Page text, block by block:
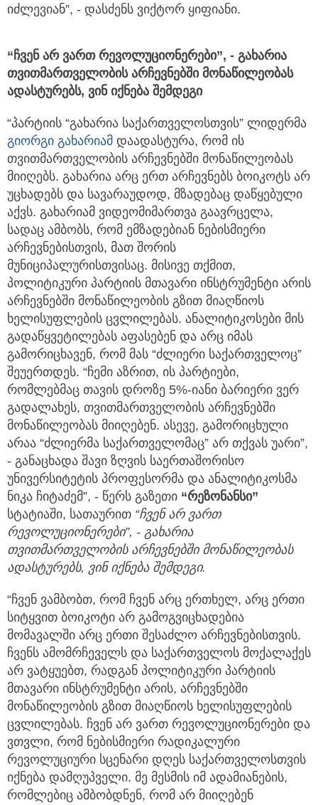
იძლევიან”, - დასძენს ვიქტორ ყიფიანი.
“ჩვენ არ ვართ რევოლუციონერები”, - გახარია
თვითმართველობის არჩევნებში მონაწილეობას
ადასტურებს, ვინ იქნება შემდეგი
“პარტიის “გახარია საქართველოსთვის” ლიდერმა
გიორგი გახარიამ დაადასტურა, რომ ის
თვითმართველობის არჩევნებში მონაწილეობას
მიიღებს. გახარია არც ერთ არჩევნებს ბოიკოტს არ
უცხადებს და სავარაუდოდ, მზადებაც დაწყებული
აქვს. გახარიამ ვიდეომიმართვა გაავრცელა,
სადაც ამბობს, რომ ემზადებიან ნებისმიერი
არჩევნებისთვის, მათ შორის
მუნიციპალურისთვისაც. მისივე თქმით,
პოლიტიკური პარტიის მთავარი ინსტრუმენტი არის
არჩევნებში მონაწილეობის გზით მიაღწიოს
ხელისუფლების ცვლილებას. ანალიტიკოსები მის
გადაწყვეტილებას აფასებენ და არც იმას
გამორიცხავენ, რომ მას “ძლიერი საქართველოც”
შეუერთდეს. “ჩემი აზრით, ის პარტიები,
რომლებმაც თავის დროზე 5%-იანი ბარიერი ვერ
გადალახეს, თვითმართველობის არჩევნებში
მონაწილეობას მიიღებენ. ასევე, გამორიცხული
არაა “ძლიერმა საქართველომაც” არ თქვას უარი”,
- განაცხადა შავი ზღვის საერთაშორისო
უნივერსიტეტის პროფესორმა და ანალიტიკოსმა
ნიკა ჩიტაძემ”, - წერს გაზეთი “რეზონანსი”
სტატიაში, სათაურით “ჩვენ არ ვართ
რევოლუციონერები”, - გახარია
თვითმართველობის არჩევნებში მონაწილეობას
ადასტურებს, ვინ იქნება შემდეგი.
“ჩვენ ვამბობთ, რომ ჩვენ არც ერთხელ, არც ერთი
სიტყვით ბოიკოტი არ გამოგვიცხადებია
მომავალში არც ერთი შესაძლო არჩევნებისთვის.
ჩვენს ამომრჩეველს და საქართველოს მოქალაქეს
არ ვატყუებთ, რადგან პოლიტიკური პარტიის
მთავარი ინსტრუმენტი არის, არჩევნებში
მონაწილეობის გზით მიაღწიოს ხელისუფლების
ცვლილებას. ჩვენ არ ვართ რევოლუციონერები და
ვთვლი, რომ ნებისმიერი რადიკალური
რევოლუციური სცენარი დღეს საქართველოსთვის
იქნება დამღუპველი. მე მესმის იმ ადამიანების,
რომლებიც ამბობდნენ, რომ არ მიიღებენ